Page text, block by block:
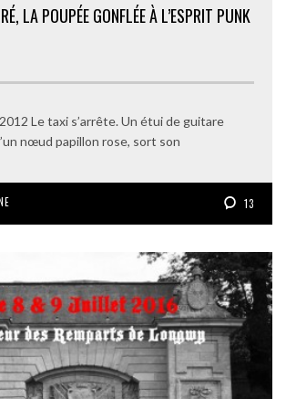
LA POUPÉE GONFLÉE À L’ESPRIT PUNK
Le taxi s’arrête. Un étui de guitare
nœud papillon rose, sort son
13